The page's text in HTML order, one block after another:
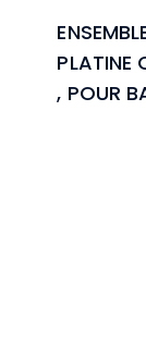
PLATINE
, POUR